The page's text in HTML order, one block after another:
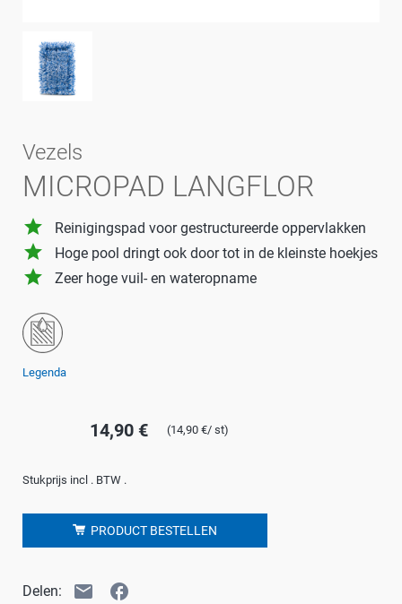
Vezels
MICROPAD LANGFLOR
grade Reinigingspad voor gestructureerde oppervlakken
grade Hoge pool dringt ook door tot in de kleinste hoekjes
grade Zeer hoge vuil- en wateropname
Legenda
14,90 € (14,90 €/ st)
Stukprijs incl . BTW .
PRODUCT BESTELLEN
Delen: email facebook